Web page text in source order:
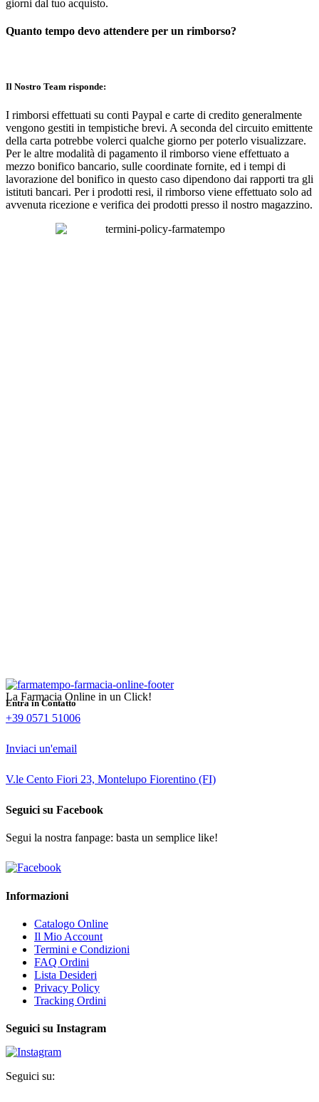
giorni dal tuo acquisto.
Quanto tempo devo attendere per un rimborso?
Il Nostro Team risponde:
I rimborsi effettuati su conti Paypal e carte di credito generalmente
vengono gestiti in tempistiche brevi. A seconda del circuito emittente
della carta potrebbe volerci qualche giorno per poterlo visualizzare.
Per le altre modalità di pagamento il rimborso viene effettuato a
mezzo bonifico bancario, sulle coordinate fornite, ed i tempi di
lavorazione del bonifico in questo caso dipendono dai rapporti tra gli
istituti bancari. Per i prodotti resi, il rimborso viene effettuato solo ad
avvenuta ricezione e verifica dei prodotti presso il nostro magazzino.
La Farmacia Online in un Click!
Entra in Contatto
+39 0571 51006
Inviaci un'email
V.le Cento Fiori 23, Montelupo Fiorentino (FI)
Seguici su Facebook
Segui la nostra fanpage: basta un semplice like!
Informazioni
Catalogo Online
Il Mio Account
Termini e Condizioni
FAQ Ordini
Lista Desideri
Privacy Policy
Tracking Ordini
Seguici su Instagram
Seguici su: